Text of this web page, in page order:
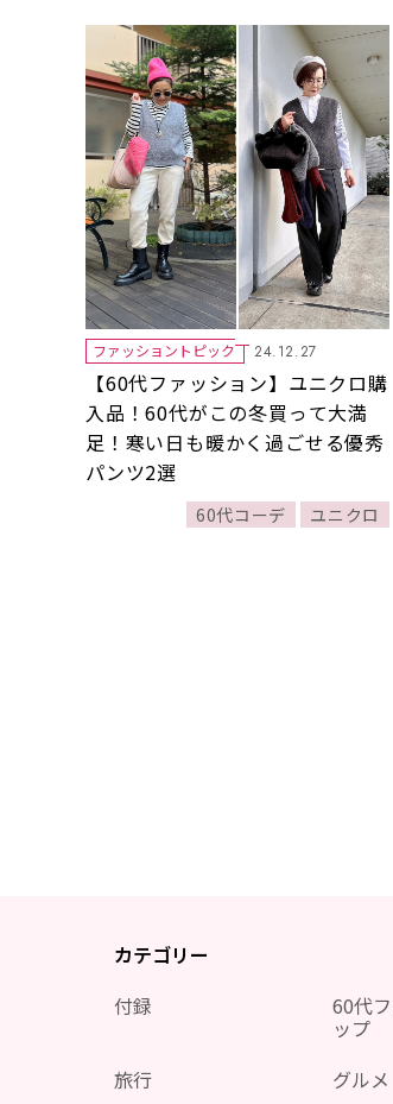
ファッショントピック 24.12.27
【60代ファッション】ユニクロ購
入品！60代がこの冬買って大満
足！寒い日も暖かく過ごせる優秀
パンツ2選
60代コーデ ユニクロ
カテゴリー
付録
60代
ップ
旅行 グルメ